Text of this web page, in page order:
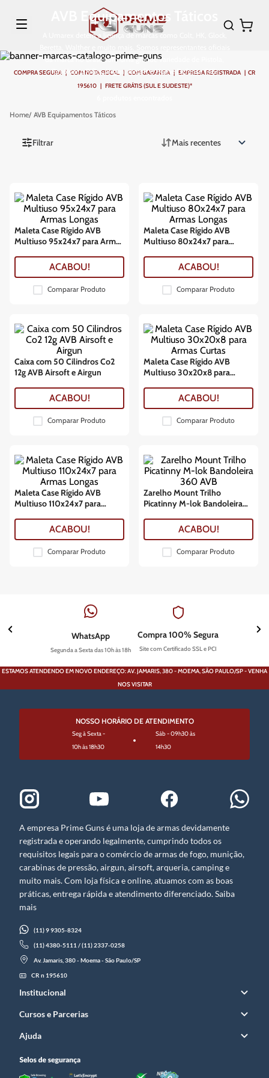
AVB Equipamentos Táticos
A Umarex detém a licença de marcas como Colt, HK, Glock,
da marca no Brasil com uma grande variedade de Pistola,
Revólver e Rifles Airgun, Airsoft e Home Defense T4E.
COMPRA SEGURA | COM NOTA FISCAL | COM GARANTIA | EMPRESA REGISTRADA | CR
195610 | FRETE GRÁTIS (SUL E SUDESTE)*
AVB Equipamentos Táticos
Filtrar Mais recentes
Maleta Case Rígido AVB
Multiuso 95x24x7 para Armas
ACABOU!
Comparar Produto
Maleta Case Rígido AVB
Multiuso 80x24x7 para
ACABOU!
Comparar Produto
Caixa com 50 Cilindros Co2
12g AVB Airsoft e Airgun
ACABOU!
Comparar Produto
Maleta Case Rígido AVB
Multiuso 30x20x8 para
ACABOU!
Comparar Produto
Maleta Case Rígido AVB
Multiuso 110x24x7 para
ACABOU!
Comparar Produto
Zarelho Mount Trilho
Picatinny M-lok Bandoleira
ACABOU!
Comparar Produto
WhatsApp
Segunda a Sexta das 10h às 18h
Compra 100% Segura
Site com Certificado SSL e PCI
ESTAMOS ATENDENDO EM NOVO ENDEREÇO: AV. JAMARIS, 380 - MOEMA, SÃO PAULO/SP - VENHA
NOS VISITAR
NOSSO HORÁRIO DE ATENDIMENTO
Seg à Sexta -
10h às 18h30
Sáb - 09h30 às
14h30
A empresa Prime Guns é uma loja de armas devidamente
registrada e operando legalmente, cumprindo todos os
requisitos legais para o comércio de armas de fogo, munição,
carabinas de pressão, airgun, airsoft, arqueria, camping e
muito mais. Com loja física e online, atuamos com as boas
práticas, entrega rápida e atendimento diferenciado. Saiba
mais
(11) 9 9305-8324
(11) 4380-5111 / (11) 2337-0258
Av. Jamaris, 380 - Moema - São Paulo/SP
CR n 195610
Institucional
Cursos e Parcerias
Ajuda